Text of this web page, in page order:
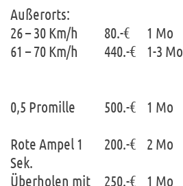
Außerorts:
26 – 30 Km/h
80.-€ 1 Mo
61 – 70 Km/h
440.-€ 1-3 Mo
0,5 Promille 500.-€ 1 Mo
Rote Ampel 1
Sek.
200.-€ 2 Mo
Überholen mit
250.-€ 1 Mo